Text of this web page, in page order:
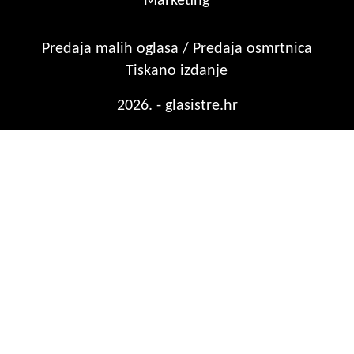
Predaja malih oglasa / Predaja osmrtnica
Tiskano izdanje
2026. - glasistre.hr